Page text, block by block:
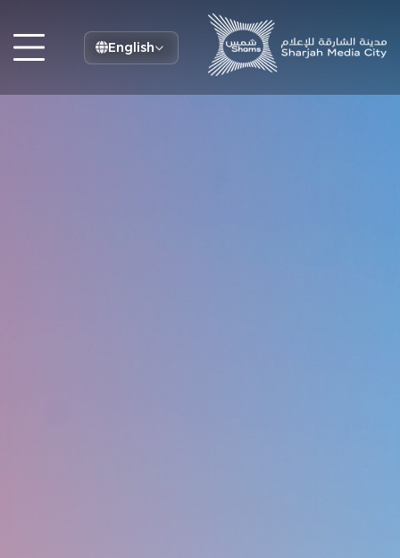
English